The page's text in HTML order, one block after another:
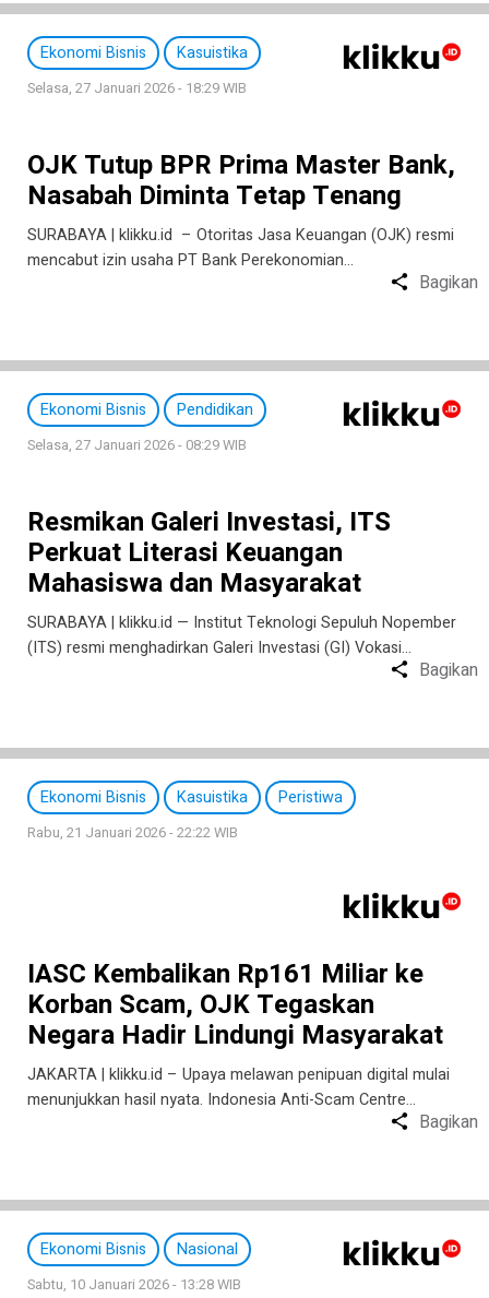
Ekonomi Bisnis Kasuistika
Selasa, 27 Januari 2026 - 18:29 WIB
OJK Tutup BPR Prima Master Bank,
Nasabah Diminta Tetap Tenang
SURABAYA | klikku.id – Otoritas Jasa Keuangan (OJK) resmi
mencabut izin usaha PT Bank Perekonomian…
Bagikan
Ekonomi Bisnis Pendidikan
Selasa, 27 Januari 2026 - 08:29 WIB
Resmikan Galeri Investasi, ITS
Perkuat Literasi Keuangan
Mahasiswa dan Masyarakat
SURABAYA | klikku.id — Institut Teknologi Sepuluh Nopember
(ITS) resmi menghadirkan Galeri Investasi (GI) Vokasi…
Bagikan
Ekonomi Bisnis Kasuistika Peristiwa
Rabu, 21 Januari 2026 - 22:22 WIB
IASC Kembalikan Rp161 Miliar ke
Korban Scam, OJK Tegaskan
Negara Hadir Lindungi Masyarakat
JAKARTA | klikku.id – Upaya melawan penipuan digital mulai
menunjukkan hasil nyata. Indonesia Anti-Scam Centre…
Bagikan
Ekonomi Bisnis Nasional
Sabtu, 10 Januari 2026 - 13:28 WIB